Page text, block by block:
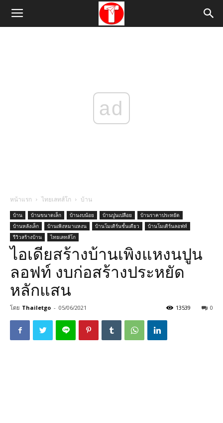
ad
หน้าแรก ไทยเลทส์โก บ้าน
บ้าน บ้านขนาดเล็ก บ้านงบน้อย บ้านปูนเปลือย
บ้านราคาประหยัด
บ้านหลังเล็ก
บ้านเพิงหมาแหงน บ้านโมเดิร์นชั้นเดียว
บ้านโมเดิร์นลอฟท์
รีวิวสร้างบ้าน
ไทยเลทส์โก
ไอเดียสร้างบ้านเพิงแหงนปูน
ลอฟท์ งบก่อสร้างประหยัด
หลักแสน
โดย Thailetgo - 05/06/2021 0
13539